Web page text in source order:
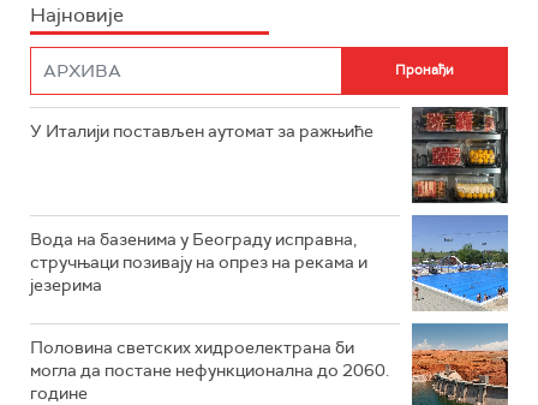
Најновије
У Италији постављен аутомат за ражњиће
Вода на базенима у Београду исправна,
стручњаци позивају на опрез на рекама и
језерима
Половина светских хидроелектрана би
могла да постане нефункционална до 2060.
године